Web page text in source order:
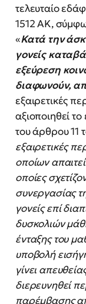
τελευταίο
1512 ΑΚ,
«Κατά την
γονείς
εξεύρεση
διαφωνούν,
εξαιρετικές
αξιοποιηθεί
του άρθρου 11
εξαιρετικές
οποίων απαιτεί
οποίες
συνεργασίας
γονείς επί
δυσκολιών
ένταξης του
υποβολή
γίνει
διερευνηθεί
παρέμβασης